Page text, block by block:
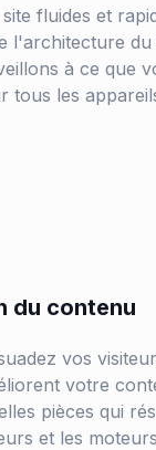
fluides et
l'architecture du
à ce que
tous les
du contenu
vos
votre
pièces qui
et les